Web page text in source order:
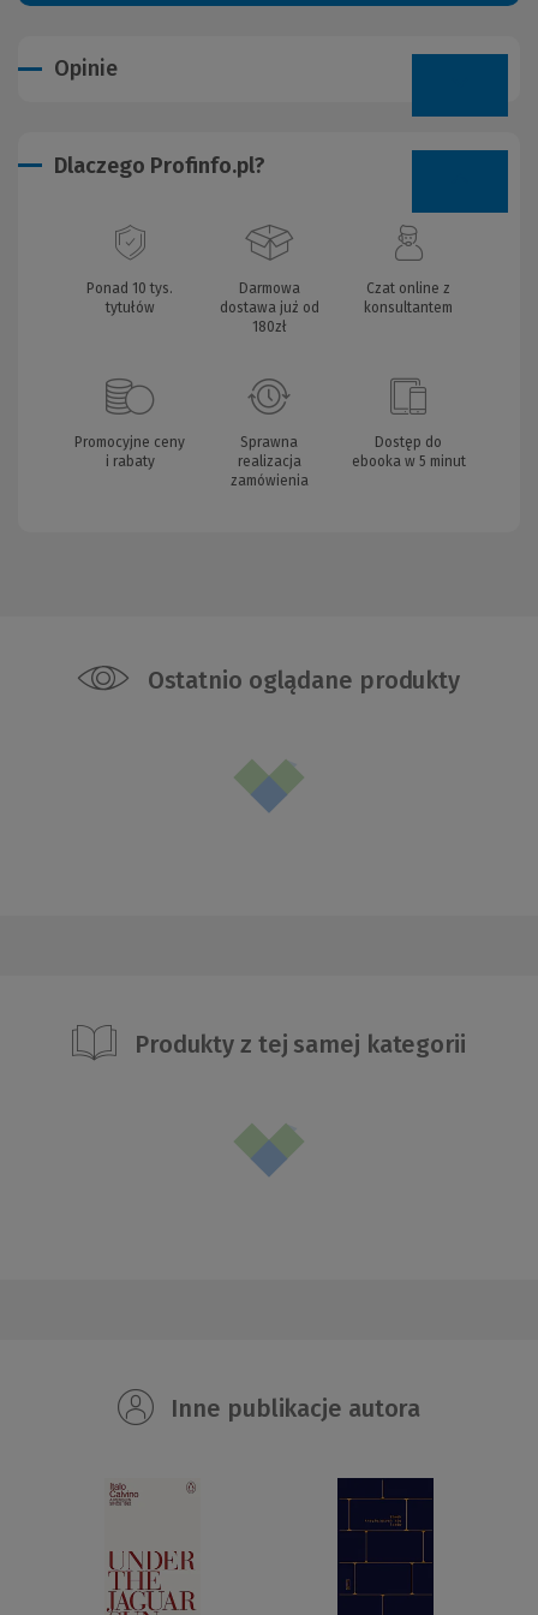
Opinie
Dlaczego Profinfo.pl?
Ponad 10 tys.
tytułów
Darmowa
dostawa już od
180zł
Czat online z
konsultantem
Promocyjne ceny
i rabaty
Sprawna
realizacja
zamówienia
Dostęp do
ebooka w 5 minut
Ostatnio oglądane produkty
Produkty z tej samej kategorii
Inne publikacje autora